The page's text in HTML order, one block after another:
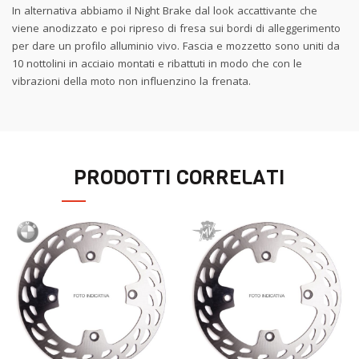
In alternativa abbiamo il Night Brake dal look accattivante che
viene anodizzato e poi ripreso di fresa sui bordi di alleggerimento
per dare un profilo alluminio vivo. Fascia e mozzetto sono uniti da
10 nottolini in acciaio montati e ribattuti in modo che con le
vibrazioni della moto non influenzino la frenata.
PRODOTTI CORRELATI